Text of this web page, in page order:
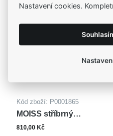
Kód zboží: P0001865
MOISS stříbrný
otevírací medailonek
810,00 Kč
Nastavení cookies.